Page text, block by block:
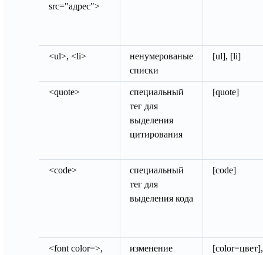
src="адрес">
<ul>, <li>
ненумерованые
списки
[ul], [li]
<quote>
специальный
тег для
выделения
цитирования
[quote]
<code>
специальный
тег для
выделения кода
[code]
<font color=>,
изменение
[color=цвет],